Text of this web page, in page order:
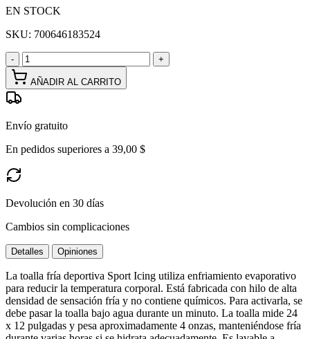
EN STOCK
SKU: 700646183524
- +
AÑADIR AL CARRITO
Envío gratuito
En pedidos superiores a 39,00 $
Devolución en 30 días
Cambios sin complicaciones
Detalles Opiniones
La toalla fría deportiva Sport Icing utiliza enfriamiento evaporativo
para reducir la temperatura corporal. Está fabricada con hilo de alta
densidad de sensación fría y no contiene químicos. Para activarla, se
debe pasar la toalla bajo agua durante un minuto. La toalla mide 24
x 12 pulgadas y pesa aproximadamente 4 onzas, manteniéndose fría